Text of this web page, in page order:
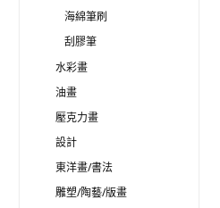
海綿筆刷
刮膠筆
水彩畫
油畫
壓克力畫
設計
東洋畫/書法
雕塑/陶藝/版畫